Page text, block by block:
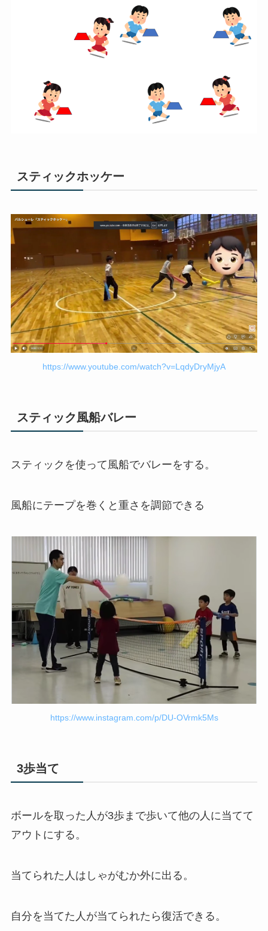
スティックホッケー
https://www.youtube.com/watch?v=LqdyDryMjyA
スティック風船バレー
スティックを使って風船でバレーをする。
風船にテープを巻くと重さを調節できる
https://www.instagram.com/p/DU-OVrmk5Ms
3歩当て
ボールを取った人が3歩まで歩いて他の人に当てて
アウトにする。
当てられた人はしゃがむか外に出る。
自分を当てた人が当てられたら復活できる。